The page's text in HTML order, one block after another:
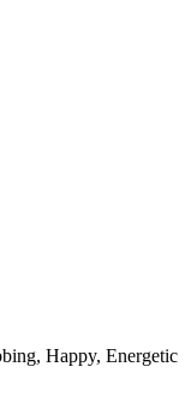
Happy, Energetic